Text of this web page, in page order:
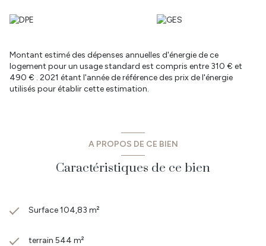
vous propose des biens à vendre et à louer sur le secteur Sud
Corcoué sur Logne, Touvois, Saint Etienne du Bois, Les Lucs sur
Boulogne, Rocheservière, Falleron, Palluau mais aussi sur le
secteur du Bignon, Geneston, Montbert, Les Sorinières, Pont St
Martin, St Philbert de Gd Lieu.
- Prix : 289 900 € dont 5.42 % TTC d'honoraires à la charge de
Montant estimé des dépenses annuelles d'énergie de ce
logement pour un usage standard est compris entre 310 € et
490 € . 2021 étant l'année de référence des prix de l'énergie
utilisés pour établir cette estimation.
A PROPOS DE CE BIEN
Caractéristiques de ce bien
Surface 104,83 m²
terrain 544 m²